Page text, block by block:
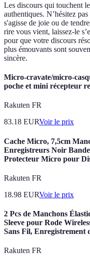
Les discours qui touchent
authentiques. N’hésitez
s'agisse de joie ou de
rire vous vient, laissez-le
pour que votre discours
plus émouvants sont
sincère.
Micro-cravate/micro-
poche et mini récepteur
Rakuten FR
83.18 EURVoir le prix
Cache Micro, 7,5cm
Enregistreurs Noir
Protecteur Micro pour
Rakuten FR
18.98 EURVoir le prix
2 Pcs de Manchons
Sleeve pour Rode
Sans Fil, Enregistrement
Rakuten FR